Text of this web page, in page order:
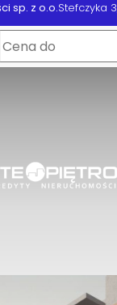
sp. z o.o.Stefczyka 3